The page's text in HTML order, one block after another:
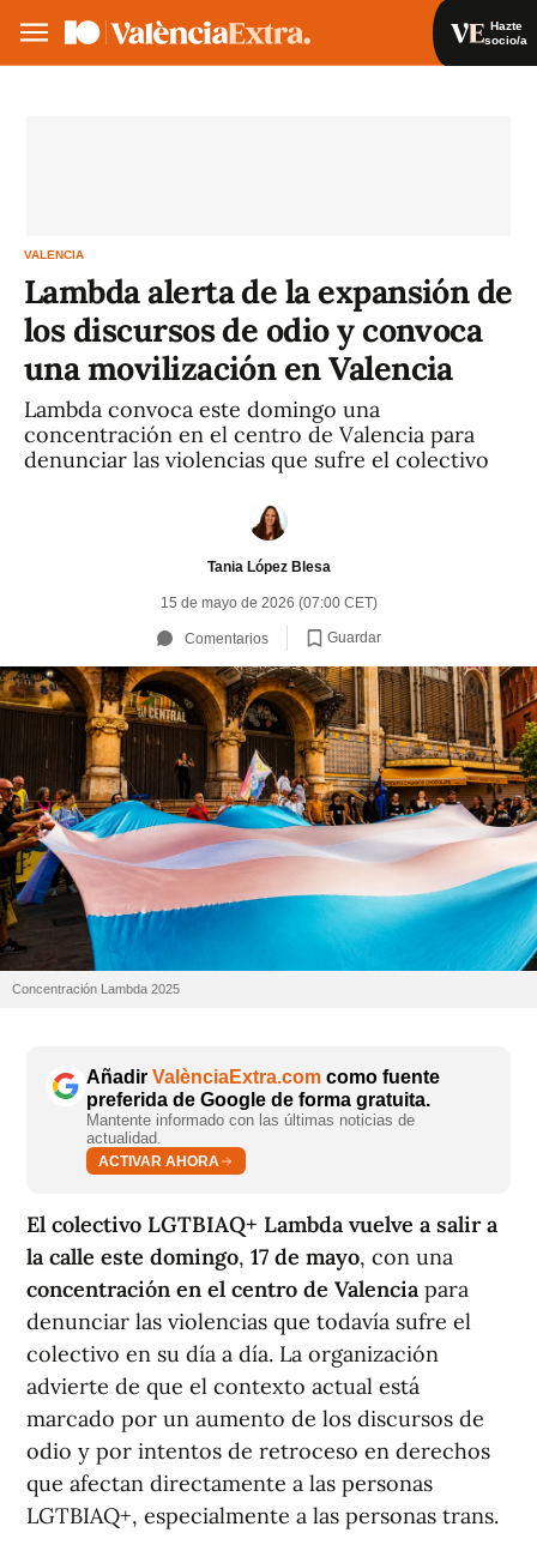
Hazte
socio/a
VALENCIA
Lambda alerta de la expansión de
los discursos de odio y convoca
una movilización en Valencia
Lambda convoca este domingo una
concentración en el centro de Valencia para
denunciar las violencias que sufre el colectivo
Tania López Blesa
15 de mayo de 2026 (07:00 CET)
Comentarios Guardar
Concentración Lambda 2025
Añadir ValènciaExtra.com como fuente
preferida de Google de forma gratuita.
Mantente informado con las últimas noticias de
actualidad.
ACTIVAR AHORA
El colectivo LGTBIAQ+ Lambda vuelve a salir a
la calle este domingo, 17 de mayo, con una
concentración en el centro de Valencia para
denunciar las violencias que todavía sufre el
colectivo en su día a día. La organización
advierte de que el contexto actual está
marcado por un aumento de los discursos de
odio y por intentos de retroceso en derechos
que afectan directamente a las personas
LGTBIAQ+, especialmente a las personas trans.